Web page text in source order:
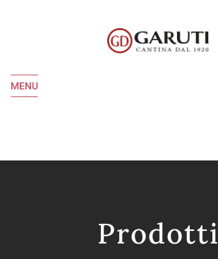
MENU
Prodotti